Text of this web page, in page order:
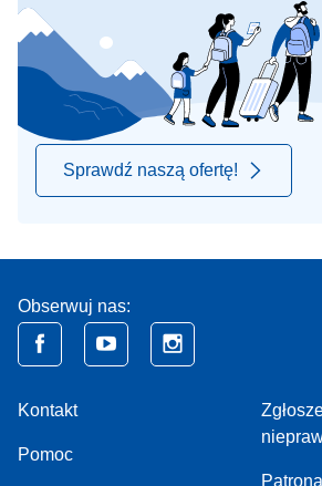
Sprawdź naszą ofertę!
Obserwuj nas:
Kontakt
Pomoc